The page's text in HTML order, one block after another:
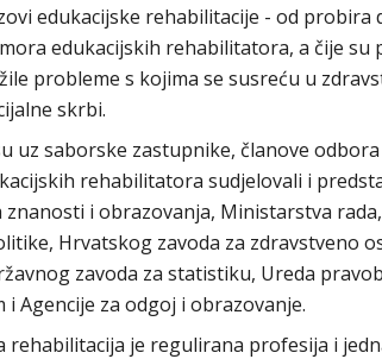
edukacijske rehabilitacije - od probira
edukacijskih rehabilitatora, a čije su
probleme s kojima se susreću u
skrbi.
uz saborske zastupnike, članove
rehabilitatora sudjelovali i
znanosti i obrazovanja, Ministarstva
Hrvatskog zavoda za zdravstveno
zavoda za statistiku, Ureda
i Agencije za odgoj i obrazovanje.
rehabilitacija je regulirana profesija i